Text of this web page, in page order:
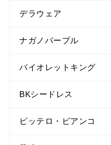
デラウェア
ナガノパープル
バイオレットキング
BKシードレス
ピッテロ・ビアンコ